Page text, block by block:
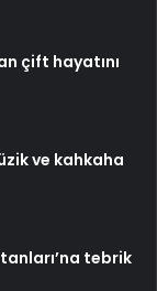
çift hayatını
ve kahkaha
tebrik